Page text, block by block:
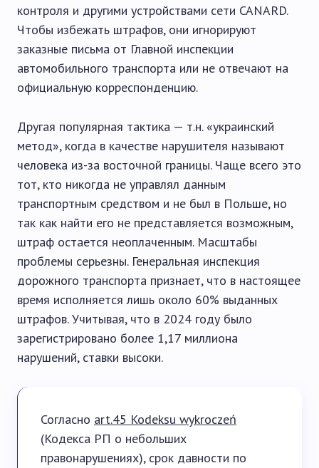
контроля и другими устройствами сети CANARD.
Чтобы избежать штрафов, они игнорируют
заказные письма от Главной инспекции
автомобильного транспорта или не отвечают на
официальную корреспонденцию.
Другая популярная тактика — т.н. «украинский
метод», когда в качестве нарушителя называют
человека из-за восточной границы. Чаще всего это
тот, кто никогда не управлял данным
транспортным средством и не был в Польше, но
так как найти его не представляется возможным,
штраф остается неоплаченным. Масштабы
проблемы серьезны. Генеральная инспекция
дорожного транспорта признает, что в настоящее
время исполняется лишь около 60% выданных
штрафов. Учитывая, что в 2024 году было
зарегистрировано более 1,17 миллиона
нарушений, ставки высоки.
Согласно art.45 Kodeksu wykroczeń
(Кодекса РП о небольших
правонарушениях), срок давности по